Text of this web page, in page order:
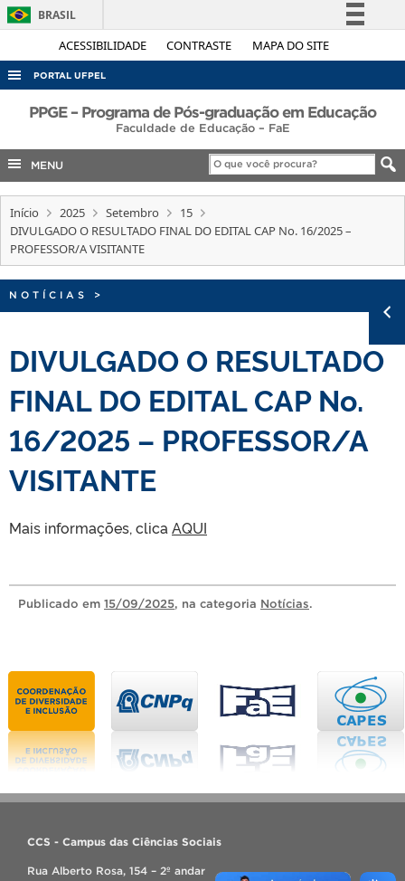
ACESSIBILIDADE CONTRASTE MAPA DO SITE
BRASIL
Simplifique!
Acesso à informação
Legislação
Canais
PORTAL UFPEL
ACESSO À INFORMAÇÃO
COBALTO
CONCURSOS
EDITAIS
OUVIDORIA
TELEFONES
PPGE – Programa de Pós-graduação em Educação
Faculdade de Educação – FaE
MENU
Início 2025 Setembro
15
DIVULGADO O RESULTADO FINAL DO EDITAL CAP No. 16/2025 –
PROFESSOR/A VISITANTE
NOTÍCIAS >
DIVULGADO O RESULTADO
FINAL DO EDITAL CAP No.
16/2025 – PROFESSOR/A
VISITANTE
Mais informações, clica AQUI
Publicado em 15/09/2025, na categoria Notícias.
CCS - Campus das Ciências Sociais
Rua Alberto Rosa, 154 – 2º andar